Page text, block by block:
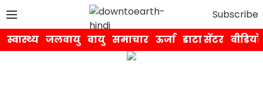
Subscribe
स्वास्थ्य जलवायु वायु समाचार ऊर्जा डाटा सेंटर वीडियो